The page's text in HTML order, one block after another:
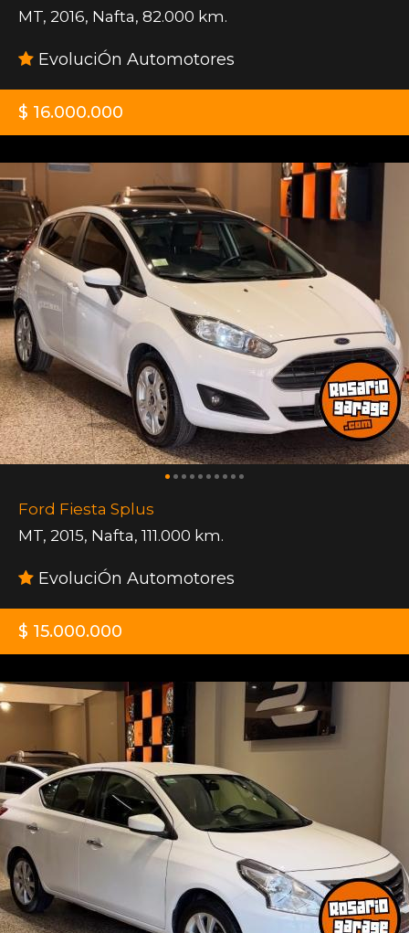
MT, 2016, Nafta, 82.000 km.
EvoluciÓn Automotores
$ 16.000.000
Ford Fiesta Splus
MT, 2015, Nafta, 111.000 km.
EvoluciÓn Automotores
$ 15.000.000